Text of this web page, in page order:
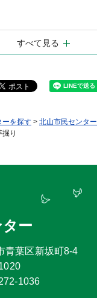
すべて見る
ーを探す > 北山市民センター
り
ー
葉区新坂町8-4
1036